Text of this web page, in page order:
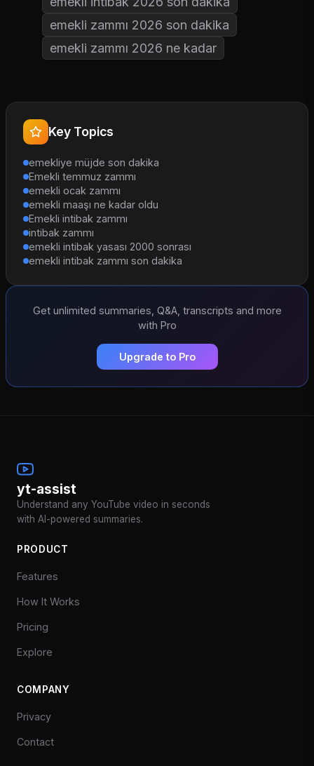
emekli zammı 2026 son dakika
emekli zammı 2026 ne kadar
Key Topics
emekliye müjde son dakika
Emekli temmuz zammı
emekli ocak zammı
emekli maaşı ne kadar oldu
Emekli intibak zammı
intibak zammı
emekli intibak yasası 2000 sonrası
emekli intibak zammı son dakika
Get unlimited summaries, Q&A, transcripts and more
with Pro
Upgrade to Pro
yt-assist
Understand any YouTube video in seconds
with AI-powered summaries.
PRODUCT
Features
How It Works
Pricing
Explore
COMPANY
Privacy
Contact